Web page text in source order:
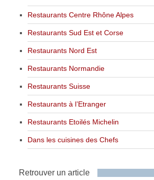
Restaurants Centre Rhône Alpes
Restaurants Sud Est et Corse
Restaurants Nord Est
Restaurants Normandie
Restaurants Suisse
Restaurants à l’Etranger
Restaurants Etoilés Michelin
Dans les cuisines des Chefs
Retrouver un article